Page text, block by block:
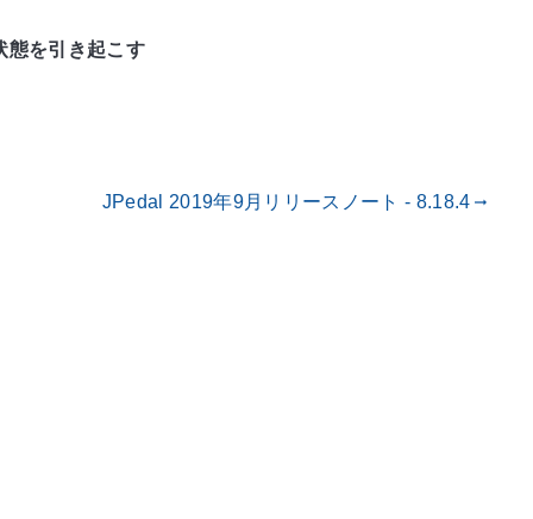
態を引き起こす
JPedal 2019年9月リリースノート - 8.18.4 gdoc_arrow_right_alt